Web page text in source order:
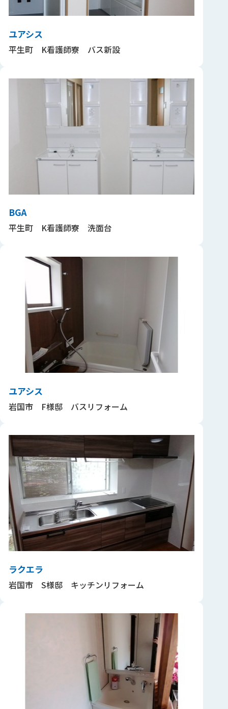
ユアシス
平生町 K看護師寮 バス新設
BGA
平生町 K看護師寮 洗面台
ユアシス
岩国市 F様邸 バスリフォーム
ラクエラ
岩国市 S様邸 キッチンリフォーム